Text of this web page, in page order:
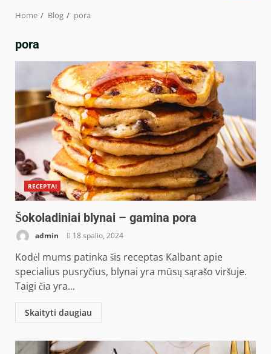
Home Blog pora
pora
RECEPTAI
Šokoladiniai blynai – gamina pora
admin 18 spalio, 2024
Kodėl mums patinka šis receptas Kalbant apie
specialius pusryčius, blynai yra mūsų sąrašo viršuje.
Taigi čia yra...
Skaityti daugiau